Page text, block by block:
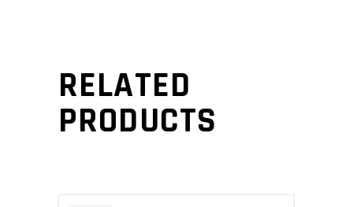
RELATED
PRODUCTS